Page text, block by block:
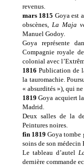
revenus.
mars 1815 Goya est
obscènes, La Maja
Manuel Godoy.
Goya représente
Compagnie royale
colonial avec
1816 Publication de
la tauromachie.
« absurdités »), qui
1819Goya acquiert
Madrid.
Deux salles de la
Peintures noires.
fin 1819 Goya tombe
soins de son médecin
Le tableau d’autel
dernière commande